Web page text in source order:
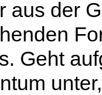
aus der
Geht